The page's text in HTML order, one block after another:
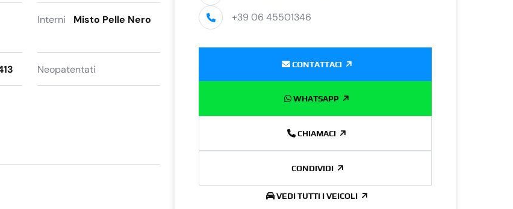
Interni Misto Pelle Nero
Neopatentati
+39 06 45501346
CONTATTACI
WHATSAPP
CHIAMACI
CONDIVIDI
VEDI TUTTI I VEICOLI